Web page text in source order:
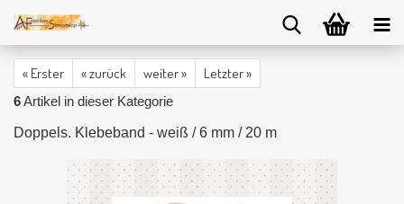
« Erster « zurück weiter » Letzter »
6Artikel in dieser Kategorie
Doppels. Klebeband - weiß / 6 mm / 20 m